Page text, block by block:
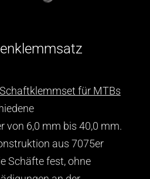
für MTBs
von 6,0 mm bis 40,0 mm.
aus 7075er
Schäfte fest, ohne